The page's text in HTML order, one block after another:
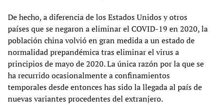
De hecho, a diferencia de los Estados Unidos y otros
países que se negaron a eliminar el COVID-19 en 2020, la
población china volvió en gran medida a un estado de
normalidad prepandémica tras eliminar el virus a
principios de mayo de 2020. La única razón por la que se
ha recurrido ocasionalmente a confinamientos
temporales desde entonces has sido la llegada al país de
nuevas variantes procedentes del extranjero.